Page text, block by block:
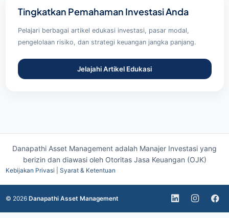
Tingkatkan Pemahaman Investasi Anda
Pelajari berbagai artikel edukasi investasi, pasar modal,
pengelolaan risiko, dan strategi keuangan jangka panjang.
Jelajahi Artikel Edukasi
Danapathi Asset Management adalah Manajer Investasi yang
berizin dan diawasi oleh Otoritas Jasa Keuangan (OJK)
Kebijakan Privasi Syarat & Ketentuan
© 2026 Danapathi Asset Management